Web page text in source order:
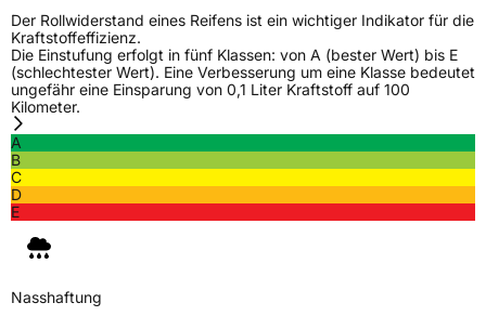
Der Rollwiderstand eines Reifens ist ein wichtiger Indikator für die
Kraftstoffeffizienz.
Die Einstufung erfolgt in fünf Klassen: von A (bester Wert) bis E
(schlechtester Wert). Eine Verbesserung um eine Klasse bedeutet
ungefähr eine Einsparung von 0,1 Liter Kraftstoff auf 100
Kilometer.
A
B
C
D
E
Nasshaftung